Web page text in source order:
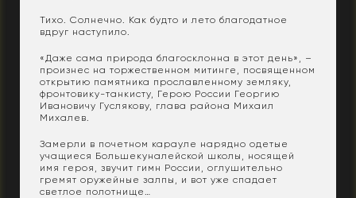
Тихо. Солнечно. Как будто и лето благодатное
вдруг наступило.
«Даже сама природа благосклонна в этот день», –
произнес на торжественном митинге, посвященном
открытию памятника прославленному земляку,
фронтовику-танкисту, Герою России Георгию
Ивановичу Гуслякову, глава района Михаил
Михалев.
Замерли в почетном карауле нарядно одетые
учащиеся Большекуналейской школы, носящей
имя героя, звучит гимн России, оглушительно
гремят оружейные залпы, и вот уже спадает
светлое полотнище…